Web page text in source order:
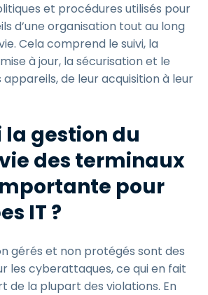
et procédures utilisés pour
d’une organisation tout au long
Cela comprend le suivi, la
à jour, la sécurisation et le
de leur acquisition à leur
la gestion du
des terminaux
pour
IT ?
gérés et non protégés sont des
les cyberattaques, ce qui en fait
de la plupart des violations. En